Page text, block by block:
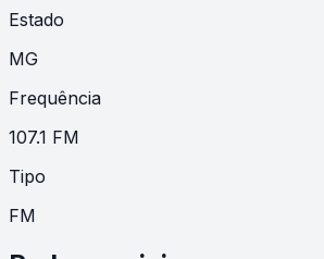
Estado
MG
Frequência
107.1 FM
Tipo
FM